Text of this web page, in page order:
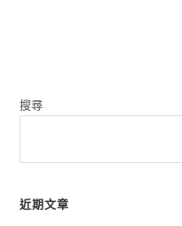
搜尋
近期文章